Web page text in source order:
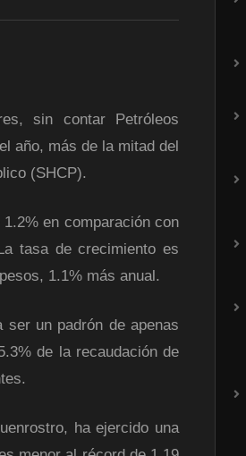
sin contar Petróleos
año, más de la mitad del
(SHCP).
en comparación con
tasa de crecimiento es
1.1% más anual.
un padrón de apenas
de la recaudación de
ha ejercido una